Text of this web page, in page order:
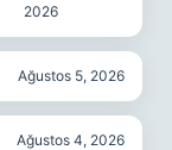
2026
Ağustos 5, 2026
Ağustos 4, 2026